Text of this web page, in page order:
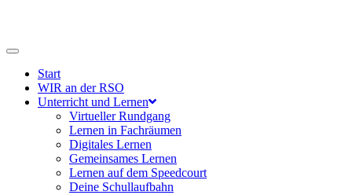
Start
WIR an der RSO
Unterricht und Lernen
Virtueller Rundgang
Lernen in Fachräumen
Digitales Lernen
Gemeinsames Lernen
Lernen auf dem Speedcourt
Deine Schullaufbahn